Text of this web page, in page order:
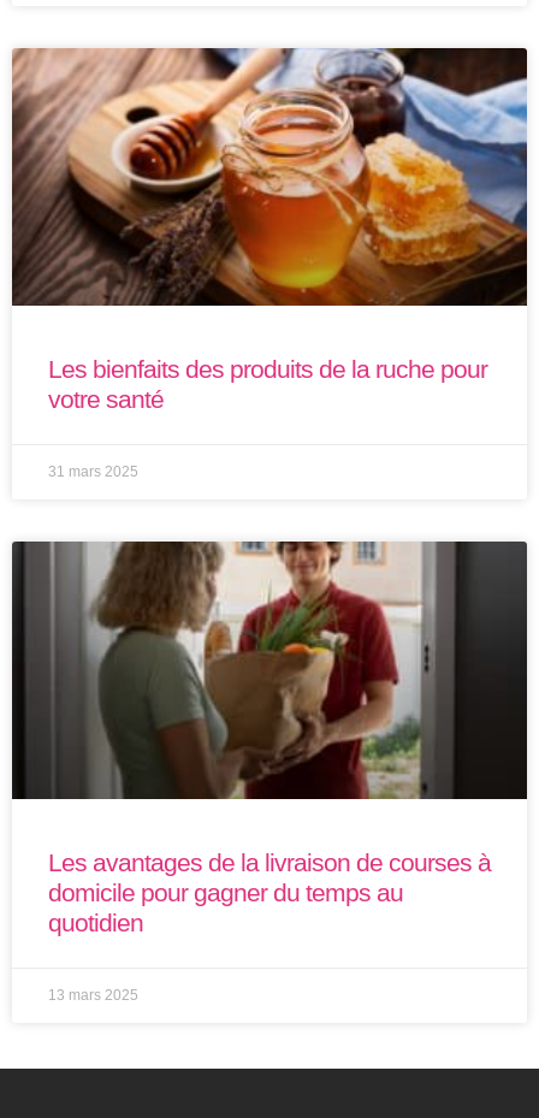
Les bienfaits des produits de la ruche pour
votre santé
31 mars 2025
Les avantages de la livraison de courses à
domicile pour gagner du temps au
quotidien
13 mars 2025